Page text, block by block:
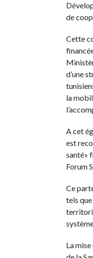
de
Cette
d’une
la
A cet
est
santé»
Forum
Ce
tels
La